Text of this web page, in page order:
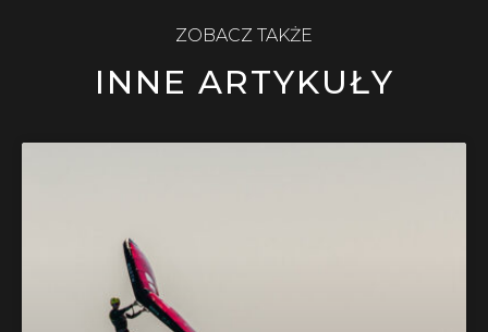
ZOBACZ TAKŻE
INNE ARTYKUŁY